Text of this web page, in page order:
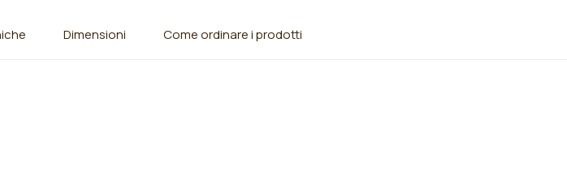
Dimensioni Come ordinare i prodotti